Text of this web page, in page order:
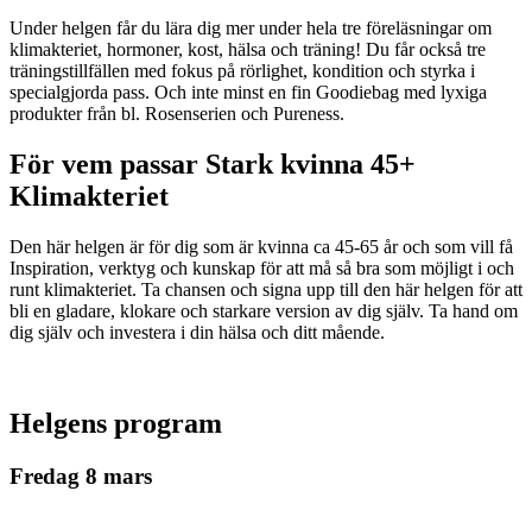
Under helgen får du lära dig mer under hela tre föreläsningar om
klimakteriet, hormoner, kost, hälsa och träning! Du får också tre
träningstillfällen med fokus på rörlighet, kondition och styrka i
specialgjorda pass. Och inte minst en fin Goodiebag med lyxiga
produkter från bl. Rosenserien och Pureness.
För vem passar Stark kvinna 45+
Klimakteriet
Den här helgen är för dig som är kvinna ca 45-65 år och som vill få
Inspiration, verktyg och kunskap för att må så bra som möjligt i och
runt klimakteriet. Ta chansen och signa upp till den här helgen för att
bli en gladare, klokare och starkare version av dig själv. Ta hand om
dig själv och investera i din hälsa och ditt mående.
Helgens program
Fredag 8 mars